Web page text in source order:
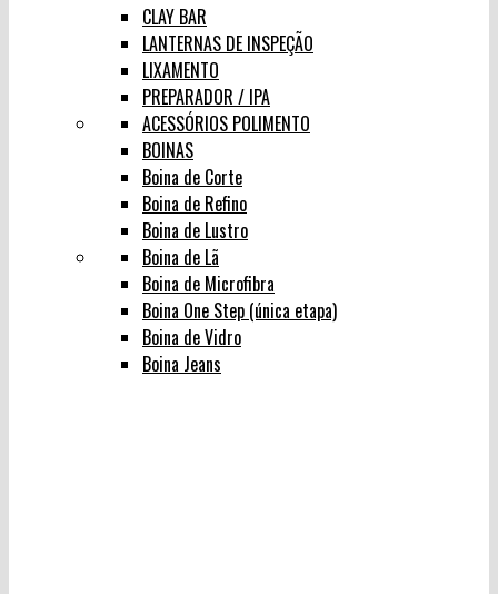
CLAY BAR
LANTERNAS DE INSPEÇÃO
LIXAMENTO
PREPARADOR / IPA
ACESSÓRIOS POLIMENTO
BOINAS
Boina de Corte
Boina de Refino
Boina de Lustro
Boina de Lã
Boina de Microfibra
Boina One Step (única etapa)
Boina de Vidro
Boina Jeans